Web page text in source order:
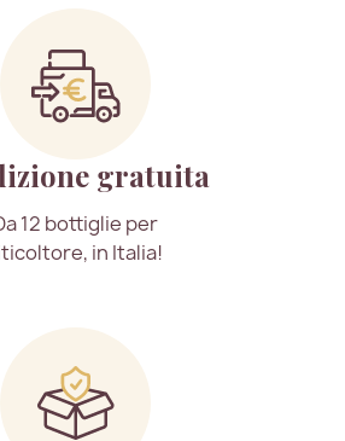
gratuita
12 bottiglie per
in Italia!